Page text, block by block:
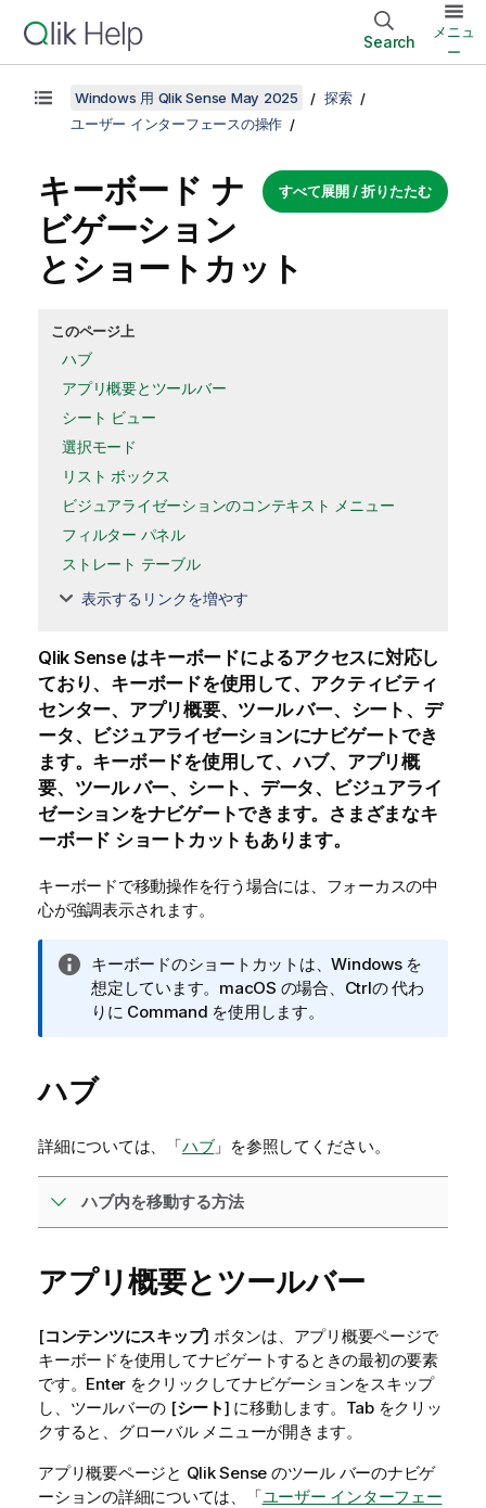
Search
メニュ
ー
Windows 用 Qlik Sense May 2025
探索
ユーザー インターフェースの操作
すべて展開 / 折りたたむ
キーボード ナ
ビゲーション
とショートカット
このページ上
ハブ
アプリ概要とツールバー
シート ビュー
選択モード
リスト ボックス
ビジュアライゼーションのコンテキスト メニュー
フィルター パネル
ストレート テーブル
表示するリンクを増やす
Qlik Senseはキーボードによるアクセスに対応し
ており、キーボードを使用して、アクティビティ
センター、アプリ概要、ツール バー、シート、デ
ータ、ビジュアライゼーションにナビゲートでき
ます。 キーボードを使用して、ハブ、アプリ概
要、ツール バー、シート、データ、ビジュアライ
ゼーションをナビゲートできます。 さまざまなキ
ーボード ショートカットもあります。
キーボードで移動操作を行う場合には、フォーカスの中
心が強調表示されます。
情
報
メ
キーボードのショートカットは、Windowsを
想定しています。 macOS の場合、Ctrlの 代わ
りに Command を使用します。
ハブ
詳細については、「ハブ」を参照してください。
ハブ内を移動する方法
アプリ概要とツールバー
[コンテンツにスキップ] ボタンは、アプリ概要ページで
キーボードを使用してナビゲートするときの最初の要素
です。Enter をクリックしてナビゲーションをスキップ
し、ツールバーの [シート] に移動します。Tab をクリッ
クすると、グローバル メニューが開きます。
アプリ概要ページと Qlik Sense のツール バーのナビゲ
ーションの詳細については、「ユーザー インターフェー